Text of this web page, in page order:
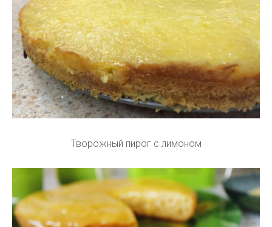
Творожный пирог с лимоном